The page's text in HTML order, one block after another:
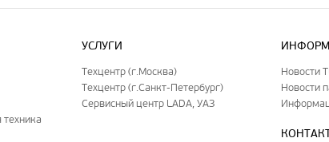
УСЛУГИ
Техцентр (г.Москва)
Техцентр (г.Санкт-Петербург)
Сервисный центр LADA, УАЗ
Новости
Новости